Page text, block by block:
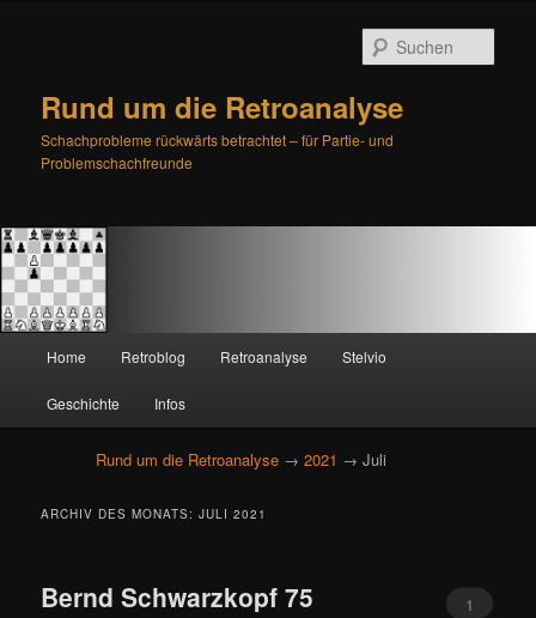
Rund um die Retroanalyse
Schachprobleme rückwärts betrachtet – für Partie- und
Problemschachfreunde
Zum
primären
Inhalt
springen
Zum
sekundären
Inhalt
springen
Home Retroblog Retroanalyse Stelvio
Geschichte Infos
Rund um die Retroanalyse → 2021 → Juli
ARCHIV DES MONATS:JULI 2021
Bernd Schwarzkopf 75 1